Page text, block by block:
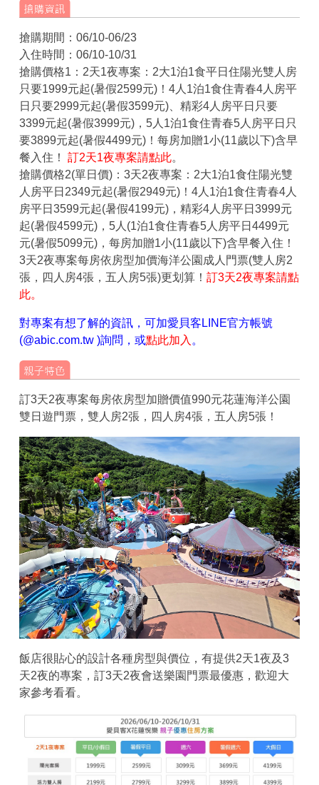
搶購期間： 06/10-06/23
入住時間： 06/10-10/31
搶購價格1 ：2天1夜專案：2大1泊1食平日住陽光雙人房
只要1999元起(暑假2599元)！4人1泊1食住青春4人房平
日只要2999元起(暑假3599元)、精彩4人房平日只要
3399元起(暑假3999元)，5人1泊1食住青春5人房平日只
要3899元起(暑假4499元)！每房加贈1小(11歲以下)含早
餐入住！ 訂2天1夜專案請點此。
搶購價格2(單日價)：3天2夜專案：2大1泊1食住陽光雙
人房平日2349元起(暑假2949元)！4人1泊1食住青春4人
房平日3599元起(暑假4199元)，精彩4人房平日3999元
起(暑假4599元)，5人(1泊1食住青春5人房平日4499元
元(暑假5099元)，每房加贈1小(11歲以下)含早餐入住！
3天2夜專案每房依房型加價海洋公園成人門票(雙人房2
張，四人房4張，五人房5張)更划算！ 訂3天2夜專案請點
此。
對專案有想了解的資訊，可加愛貝客LINE官方帳號
(@abic.com.tw )詢問，或點此加入 。
訂3天2夜專案每房依房型加贈價值990元花蓮海洋公園
雙日遊門票，雙人房2張，四人房4張，五人房5張！
飯店很貼心的設計各種房型與價位，有提供2天1夜及3
天2夜的專案，訂3天2夜會送樂園門票最優惠，歡迎大
家參考看看。